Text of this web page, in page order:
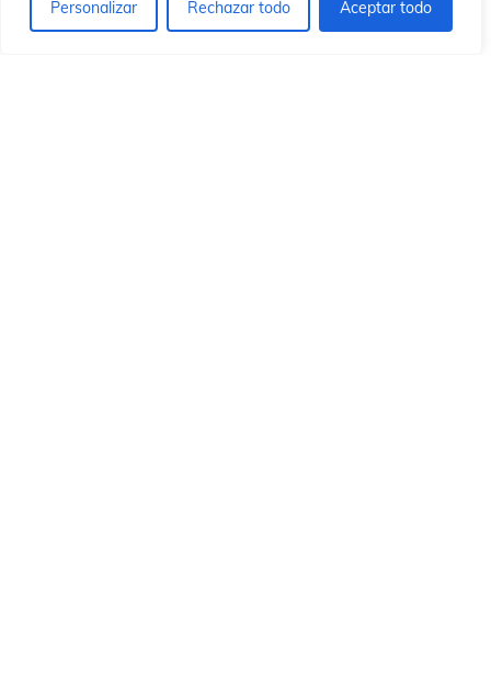
Personalizar Rechazar todo Aceptar todo